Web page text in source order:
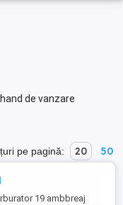
de vanzare
pe pagină: 20 50
19 ambbreaj